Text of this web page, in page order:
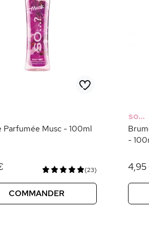
Parfumée Musc - 100ml
(23)
COMMANDER
SO...
-
4,95